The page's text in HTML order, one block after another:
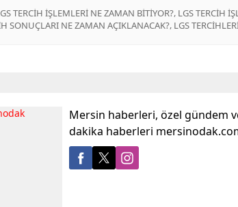
TERCİH İŞLEMLERİ NE ZAMAN BİTİYOR?, LGS TERCİH
SONUÇLARI NE ZAMAN AÇIKLANACAK?, LGS
Mersin haberleri, özel gündem
dakika haberleri